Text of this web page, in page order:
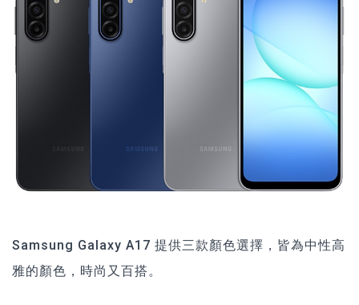
Samsung Galaxy A17 提供三款顏色選擇，皆為中性高
雅的顏色，時尚又百搭。